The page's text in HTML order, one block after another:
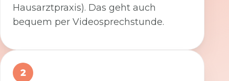
Hausarztpraxis). Das geht auch
bequem per Videosprechstunde.
2